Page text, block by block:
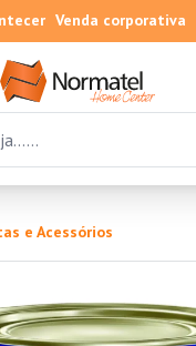
Venda corporativa
e Acessórios